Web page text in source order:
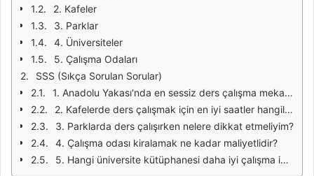
2. Kafeler
3. Parklar
4. Üniversiteler
5. Çalışma Odaları
SSS (Sıkça Sorulan Sorular)
1. Anadolu Yakası'nda en sessiz ders çalışma mekanları hangileridir?
2. Kafelerde ders çalışmak için en iyi saatler hangileridir?
3. Parklarda ders çalışırken nelere dikkat etmeliyim?
4. Çalışma odası kiralamak ne kadar maliyetlidir?
5. Hangi üniversite kütüphanesi daha iyi çalışma imkanı sunar?